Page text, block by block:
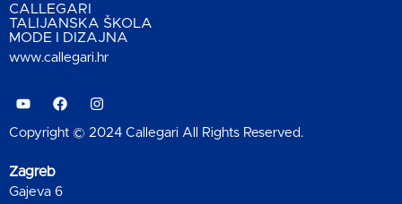
CALLEGARI
TALIJANSKA ŠKOLA
MODE I DIZAJNA
www.callegari.hr
Copyright © 2024 Callegari All Rights Reserved.
Zagreb
Gajeva 6